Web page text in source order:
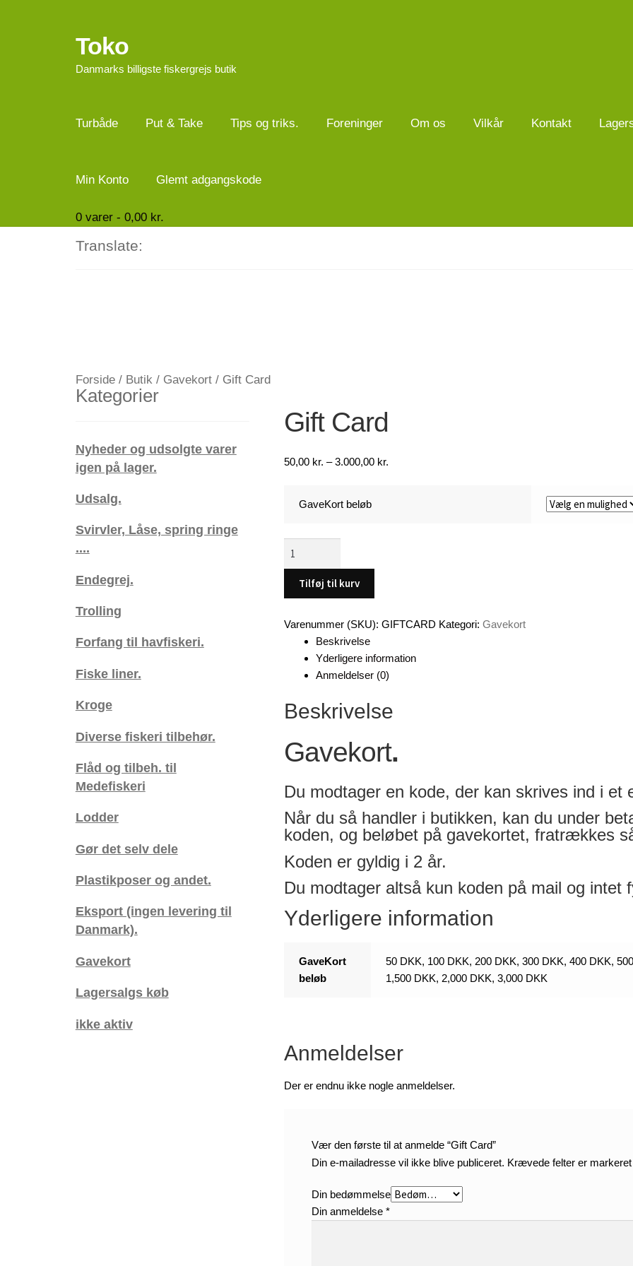
Spring
til
navigation
Spring
til
indhold
Toko
Danmarks billigste fiskergrejs butik
Turbåde Put & Take Tips og triks. Foreninger Om os Vilkår Kontakt
Min Konto Glemt adgangskode
0varer - 0,00 kr.
Translate:
Forside/ Butik / Gavekort/ Gift Card
Gift Card
50,00 kr. – 3.000,00 kr.
GaveKort beløb
antalTilføj til kurv
Varenummer (SKU): GIFTCARD Kategori: Gavekort
Beskrivelse
Yderligere information
Anmeldelser (0)
Beskrivelse
Gavekort.
Du modtager en kode, der kan skrives ind i et
Når du så handler i butikken, kan du under
koden, og beløbet på gavekortet, fratrækkes
Koden er gyldig i 2 år.
Du modtager altså kun koden på mail og intet
Yderligere information
GaveKort
beløb
50 DKK, 100 DKK, 200 DKK, 300 DKK, 400 DKK,
1,500 DKK, 2,000 DKK, 3,000 DKK
Anmeldelser
Der er endnu ikke nogle anmeldelser.
Vær den første til at anmelde “Gift Card”
Din e-mailadresse vil ikke blive publiceret. Krævede felter er
Din bedømmelse
Din anmeldelse *
Kategorier
Nyheder og udsolgte varer
igen på lager.
Udsalg.
Svirvler, Låse, spring ringe
....
Endegrej.
Trolling
Forfang til havfiskeri.
Fiske liner.
Kroge
Diverse fiskeri tilbehør.
Flåd og tilbeh. til
Medefiskeri
Lodder
Gør det selv dele
Plastikposer og andet.
Eksport (ingen levering til
Danmark).
Gavekort
Lagersalgs køb
ikke aktiv